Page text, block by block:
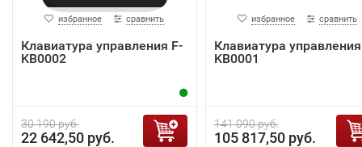
избранное сравнить
Клавиатура управления F-
KB0002
30 190 руб.
22 642,50 руб.
избранное сравнить
Клавиатура
KB0001
141 090 руб.
105 817,50 руб.